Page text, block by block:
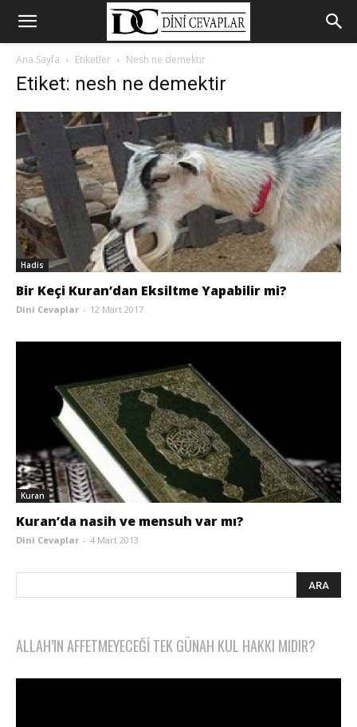
Ana Sayfa Etiketler Nesh ne demektir
Etiket: nesh ne demektir
Hadis
Bir Keçi Kuran’dan Eksiltme Yapabilir mi?
Dini Cevaplar - 12 Mart 2017
Kuran
Kuran’da nasih ve mensuh var mı?
Dini Cevaplar - 4 Mart 2013
ALLAH’IN AFFETMEYECEĞI TEK GÜNAH KUL HAKKI MIDIR?